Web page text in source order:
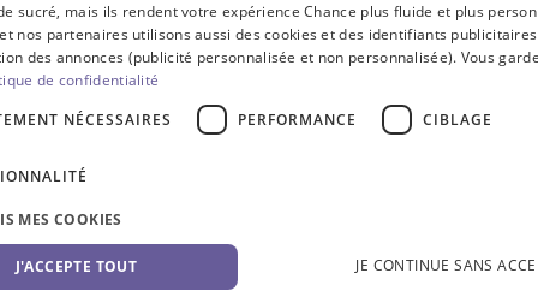
Blog
Média
Presse
Où faire votre bilan de compétences ?
© 2025 Chance. Tous droits réservés.
CGV
Gestion des cookies
Politique de confidentialité
sucré, mais ils rendent votre expérience Chance plus fluide et plus
nos partenaires utilisons aussi des cookies et des identifiants
des annonces (publicité personnalisée et non personnalisée). Vous
de confidentialité
NÉCESSAIRES
PERFORMANCE CIBLAGE
MES COOKIES
J'ACCEPTE TOUT JE CONTINUE SANS